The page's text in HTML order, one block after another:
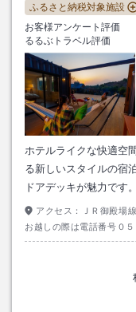
ふるさと納税対象施設
お客様アンケート評価
るるぶトラベル評価
ホテルライクな快適空
る新しいスタイルの宿
ドアデッキが魅力です。
アクセス：
ＪＲ御殿場
お越しの際は電話番号０
いただきますようお願い